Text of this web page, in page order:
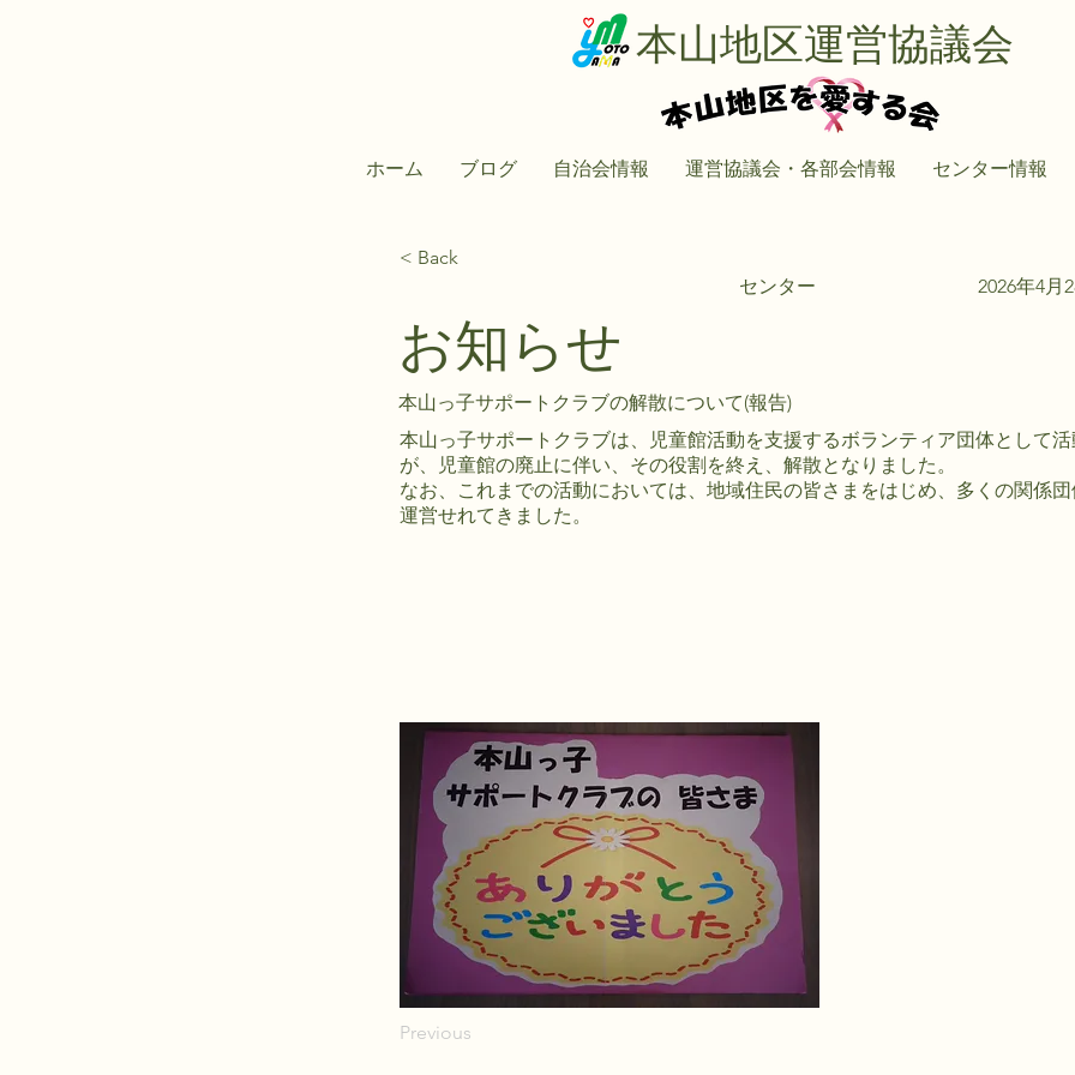
本山地区運営協議会
ホーム ブログ 自治会情報 運営協議会・各部会情報 センター情報
< Back
センター
2026年4月
お知らせ
本山っ子サポートクラブの解散について(報告)
本山っ子サポートクラブは、児童館活動を支援するボランティア団体として
が、児童館の廃止に伴い、その役割を終え、解散となりました。
なお、これまでの活動においては、地域住民の皆さまをはじめ、多くの関係
運営せれてきました。
Previous